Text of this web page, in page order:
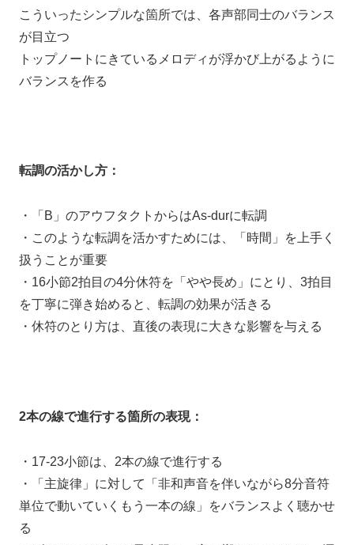
こういったシンプルな箇所では、各声部同士のバランス
が目立つ
トップノートにきているメロディが浮かび上がるように
バランスを作る
転調の活かし方：
・「B」のアウフタクトからはAs-durに転調
・このような転調を活かすためには、「時間」を上手く
扱うことが重要
・16小節2拍目の4分休符を「やや長め」にとり、3拍目
を丁寧に弾き始めると、転調の効果が活きる
・休符のとり方は、直後の表現に大きな影響を与える
2本の線で進行する箇所の表現：
・17-23小節は、2本の線で進行する
・「主旋律」に対して「非和声音を伴いながら8分音符
単位で動いていくもう一本の線」をバランスよく聴かせ
る